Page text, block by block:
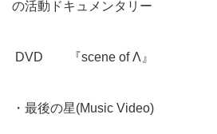
の活動ドキュメンタリー
DVD 『scene of Λ』
・最後の星(Music Video)